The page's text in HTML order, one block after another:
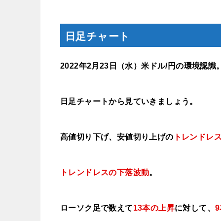
日足チャート
2022年2月23 日（水）米ドル/円の環境認識。
日足チャートから見ていきましょう。
高値切り下げ、安値切り上げの トレンドレス
トレンドレスの下落波動。
ローソク足で数えて13本の上昇に対して、9